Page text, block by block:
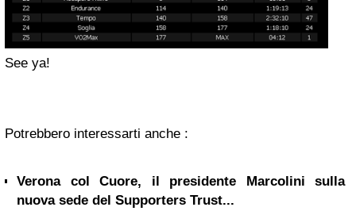
See ya!
Potrebbero interessarti anche :
Verona col Cuore, il presidente Marcolini sulla
nuova sede del Supporters Trust...